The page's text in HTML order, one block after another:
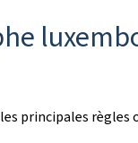
principales